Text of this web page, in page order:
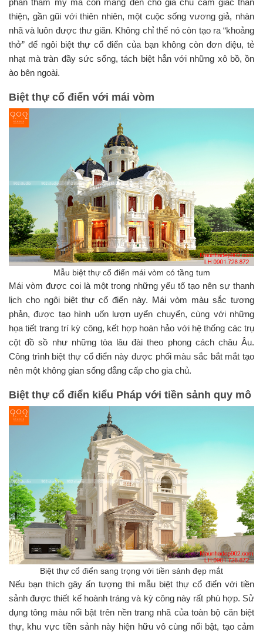
thiện, gần gũi với thiên nhiên, một cuộc sống vương giả, nhàn
nhã và luôn được thư giãn. Không chỉ thế nó còn tạo ra “khoảng
thở” để ngôi biệt thự cổ điển của bạn không còn đơn điệu, tẻ
nhạt mà tràn đầy sức sống, tách biệt hẳn với những xô bồ, ồn
ào bên ngoài.
Biệt thự cổ điển với mái vòm
Mẫu biệt thự cổ điển mái vòm có tầng tum
Mái vòm được coi là một trong những yếu tố tạo nên sự thanh
lịch cho ngôi biệt thự cổ điển này. Mái vòm màu sắc tương
phản, được tạo hình uốn lượn uyển chuyển, cùng với những
họa tiết trang trí kỳ công, kết hợp hoàn hảo với hệ thống các trụ
cột đồ sồ như những tòa lâu đài theo phong cách châu Âu.
Công trình biệt thự cổ điển này được phối màu sắc bắt mắt tạo
nên một không gian sống đẳng cấp cho gia chủ.
Biệt thự cổ điển kiểu Pháp với tiền sảnh quy mô
Biệt thự cổ điển sang trọng với tiền sảnh đẹp mắt
Nếu bạn thích gây ấn tượng thì mẫu biệt thự cổ điển với tiền
sảnh được thiết kế hoành tráng và kỳ công này rất phù hợp. Sử
dụng tông màu nổi bật trên nền trang nhã của toàn bộ căn biệt
thự, khu vực tiền sảnh này hiện hữu vô cùng nổi bật, tạo cảm